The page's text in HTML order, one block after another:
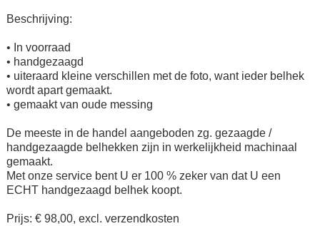
Beschrijving:
• In voorraad
• handgezaagd
• uiteraard kleine verschillen met de foto, want ieder belhek
wordt apart gemaakt.
• gemaakt van oude messing
De meeste in de handel aangeboden zg. gezaagde /
handgezaagde belhekken zijn in werkelijkheid machinaal
gemaakt.
Met onze service bent U er 100 % zeker van dat U een
ECHT handgezaagd belhek koopt.
Prijs: € 98,00, excl. verzendkosten